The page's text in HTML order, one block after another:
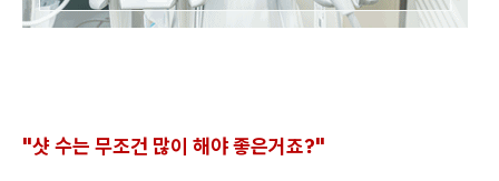
"샷 수는 무조건 많이 해야 좋은거죠?"